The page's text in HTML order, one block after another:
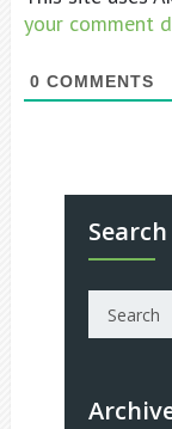
your comment
0 COMMENTS
Search